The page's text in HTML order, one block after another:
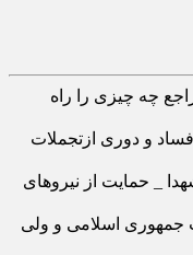
چه چیزی را راه
فساد و دوری ازتجملات
_ حمایت از نیروهای
جمهوری اسلامی و ولی